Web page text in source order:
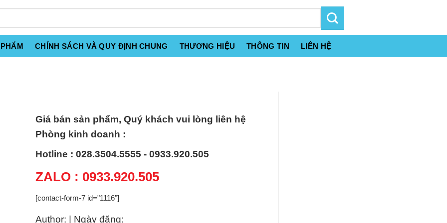
CHÍNH SÁCH VÀ QUY ĐỊNH CHUNG THƯƠNG HIỆU THÔNG TIN LIÊN HỆ
Giá bán sản phẩm, Quý khách vui lòng liên hệ
Phòng kinh doanh :
Hotline : 028.3504.5555 - 0933.920.505
ZALO : 0933.920.505
[contact-form-7 id="1116"]
Author: | Ngày đăng: